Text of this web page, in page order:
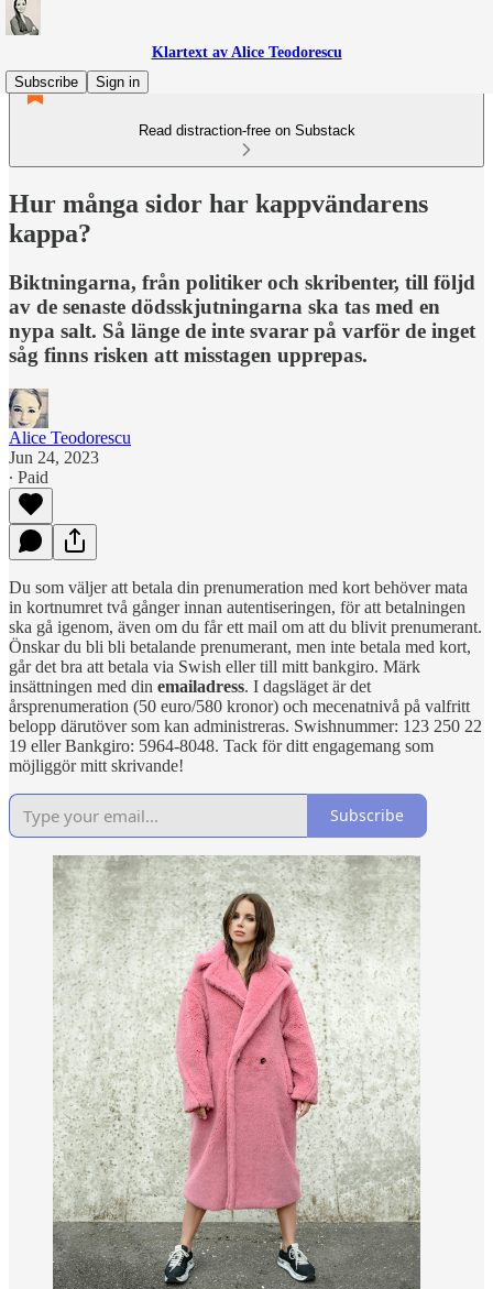
Klartext av Alice Teodorescu
Subscribe
Sign in
Read distraction-free on Substack
Hur många sidor har kappvändarens
kappa?
Biktningarna, från politiker och skribenter, till följd
av de senaste dödsskjutningarna ska tas med en
nypa salt. Så länge de inte svarar på varför de inget
såg finns risken att misstagen upprepas.
Alice Teodorescu
Jun 24, 2023
∙ Paid
Du som väljer att betala din prenumeration med kort behöver mata
in kortnumret två gånger innan autentiseringen, för att betalningen
ska gå igenom, även om du får ett mail om att du blivit prenumerant.
Önskar du bli bli betalande prenumerant, men inte betala med kort,
går det bra att betala via Swish eller till mitt bankgiro. Märk
insättningen med din emailadress. I dagsläget är det
årsprenumeration (50 euro/580 kronor) och mecenatnivå på valfritt
belopp därutöver som kan administreras. Swishnummer: 123 250 22
19 eller Bankgiro: 5964-8048. Tack för ditt engagemang som
möjliggör mitt skrivande!
Subscribe